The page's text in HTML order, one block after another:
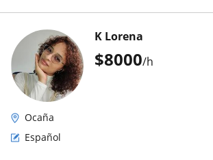
$8000/h
K Lorena
Ocaña
Español